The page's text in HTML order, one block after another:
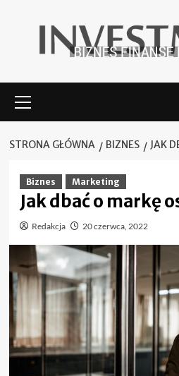
główne
STRONA GŁÓWNA BIZNES JAK
Biznes Marketing
Jak dbać o markę
Redakcja 20 czerwca, 2022